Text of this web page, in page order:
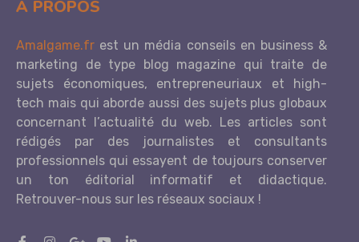
À PROPOS
Amalgame.fr est un média conseils en business &
marketing de type blog magazine qui traite de
sujets économiques, entrepreneuriaux et high-
tech mais qui aborde aussi des sujets plus globaux
concernant l’actualité du web. Les articles sont
rédigés par des journalistes et consultants
professionnels qui essayent de toujours conserver
un ton éditorial informatif et didactique.
Retrouver-nous sur les réseaux sociaux !